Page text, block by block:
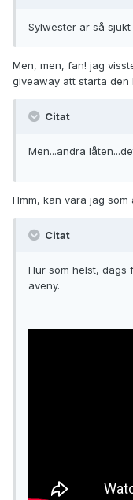
Sylwester är så sjukt
Men, men, fan! jag
giveaway att starta den
Citat
Men...andra
Hmm, kan vara jag som
Citat
Hur som helst, dags
aveny.